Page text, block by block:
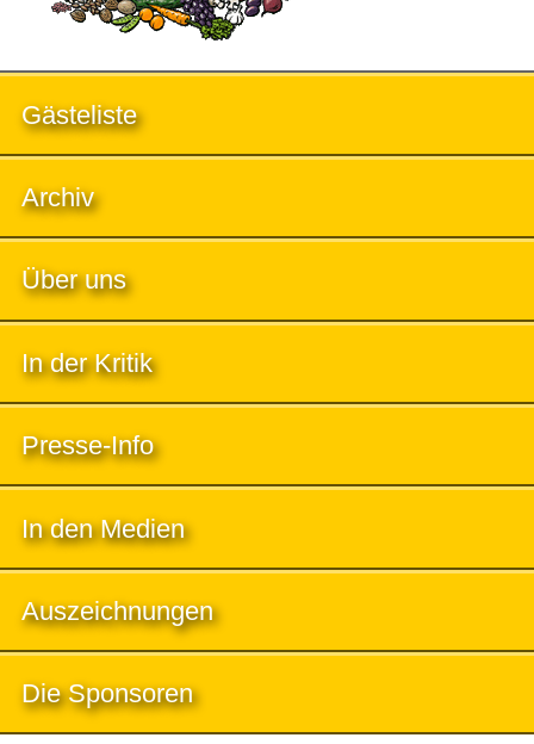
Gästeliste
Archiv
Über uns
In der Kritik
Presse-Info
In den Medien
Auszeichnungen
Die Sponsoren